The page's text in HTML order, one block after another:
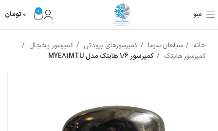
منو 0
0 تومان
خانه سپاهان سرما کمپرسورهای برودتی
کمپرسور یخچال
کمپرسور هایتک
کمپرسور 1/6 هایتک مدل MYE81MTU